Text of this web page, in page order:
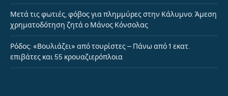
Μετά τις φωτιές, φόβος για πλημμύρες στην Κάλυμνο: Άμεση
χρηματοδότηση ζητά ο Μάνος Κόνσολας
Ρόδος: «Βουλιάζει» από τουρίστες – Πάνω από 1 εκατ.
επιβάτες και 55 κρουαζιερόπλοια